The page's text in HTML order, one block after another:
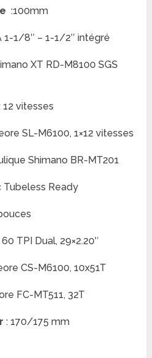
:100mm
1-1/8″ – 1-1/2″ intégré
XT RD-M8100 SGS
12 vitesses
SL-M6100, 1×12 vitesses
Shimano BR-MT201
Tubeless Ready
TPI Dual, 29×2.20″
CS-M6100, 10x51T
FC-MT511, 32T
: 170/175 mm